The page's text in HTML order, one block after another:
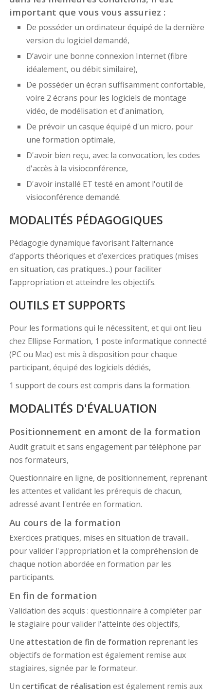
important que vous vous assuriez :
De posséder un ordinateur équipé de la dernière
version du logiciel demandé,
D’avoir une bonne connexion Internet (fibre
idéalement, ou débit similaire),
De posséder un écran suffisamment confortable,
voire 2 écrans pour les logiciels de montage
vidéo, de modélisation et d'animation,
De prévoir un casque équipé d'un micro, pour
une formation optimale,
D'avoir bien reçu, avec la convocation, les codes
d'accès à la visioconférence,
D'avoir installé ET testé en amont l'outil de
visioconférence demandé.
MODALITÉS PÉDAGOGIQUES
Pédagogie dynamique favorisant l’alternance
d’apports théoriques et d’exercices pratiques (mises
en situation, cas pratiques...) pour faciliter
l’appropriation et atteindre les objectifs.
OUTILS ET SUPPORTS
Pour les formations qui le nécessitent, et qui ont lieu
chez Ellipse Formation, 1 poste informatique connecté
(PC ou Mac) est mis à disposition pour chaque
participant, équipé des logiciels dédiés,
1 support de cours est compris dans la formation.
MODALITÉS D'ÉVALUATION
Positionnement en amont de la formation
Audit gratuit et sans engagement par téléphone par
nos formateurs,
Questionnaire en ligne, de positionnement, reprenant
les attentes et validant les prérequis de chacun,
adressé avant l'entrée en formation.
Au cours de la formation
Exercices pratiques, mises en situation de travail...
pour valider l'appropriation et la compréhension de
chaque notion abordée en formation par les
participants.
En fin de formation
Validation des acquis : questionnaire à compléter par
le stagiaire pour valider l'atteinte des objectifs,
Une attestation de fin de formation reprenant les
objectifs de formation est également remise aux
stagiaires, signée par le formateur.
Un certificat de réalisation est également remis aux